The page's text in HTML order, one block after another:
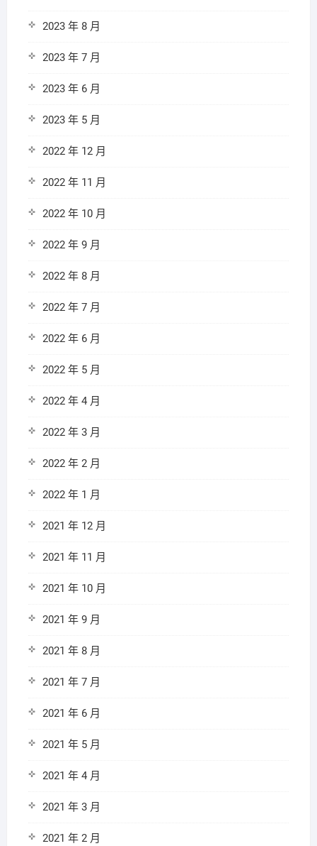
2023 年 8 月
2023 年 7 月
2023 年 6 月
2023 年 5 月
2022 年 12 月
2022 年 11 月
2022 年 10 月
2022 年 9 月
2022 年 8 月
2022 年 7 月
2022 年 6 月
2022 年 5 月
2022 年 4 月
2022 年 3 月
2022 年 2 月
2022 年 1 月
2021 年 12 月
2021 年 11 月
2021 年 10 月
2021 年 9 月
2021 年 8 月
2021 年 7 月
2021 年 6 月
2021 年 5 月
2021 年 4 月
2021 年 3 月
2021 年 2 月